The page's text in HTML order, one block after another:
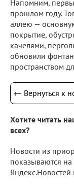
Напомним,
прошлом году.
аллею —
покрытие,
качелями,
обновили
пространством
← Вернуться к
Хотите читать
всех?
Новости из
показываются на